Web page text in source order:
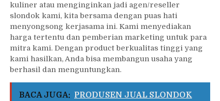
kuliner atau menginginkan jadi agen/reseller
slondok kami, kita bersama dengan puas hati
menyongsong kerjasama ini. Kami menyediakan
harga tertentu dan pemberian marketing untuk para
mitra kami. Dengan product berkualitas tinggi yang
kami hasilkan, Anda bisa membangun usaha yang
berhasil dan menguntungkan.
BACA JUGA: PRODUSEN JUAL SLONDOK